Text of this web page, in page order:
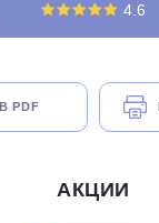
4.6
PDF
АКЦИИ